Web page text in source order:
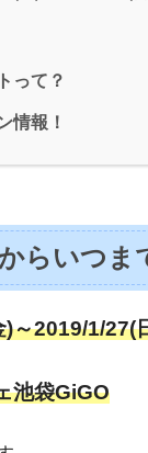
って？
情報！
らいつま
～2019/1/27(
池袋GiGO